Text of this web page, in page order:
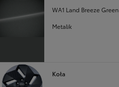
WA1 Land Breeze Green
Metalik
Koła